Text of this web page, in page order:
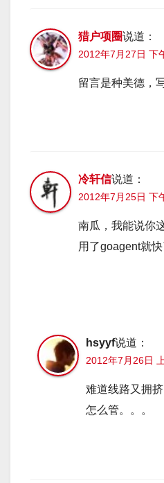
猎户项圈说道：
2012年7月27日 下
留言是种美德，
冷轩信说道：
2012年7月25日 下
南瓜，我能说你
用了goagent就快
hsyyf说道：
2012年7月26日
难道线路又拥
怎么管。。。